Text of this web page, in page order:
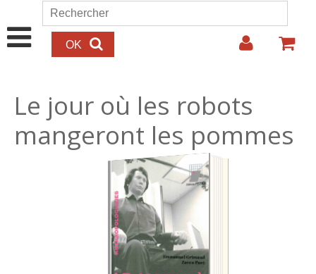
Aller au contenu principal
Formulaire de recherche
Rechercher
Le jour où les robots
mangeront les pommes
20.00€